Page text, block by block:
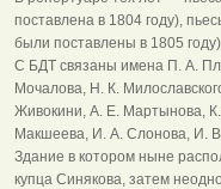
поставлена в 1804 году),
были поставлены в 1805
С БДТ связаны имена П. А.
Мочалова, Н. К.
Живокини, А. Е. Мартынова,
Макшеева, И. А. Слонова, И.
Здание в котором ныне
купца Синякова, затем